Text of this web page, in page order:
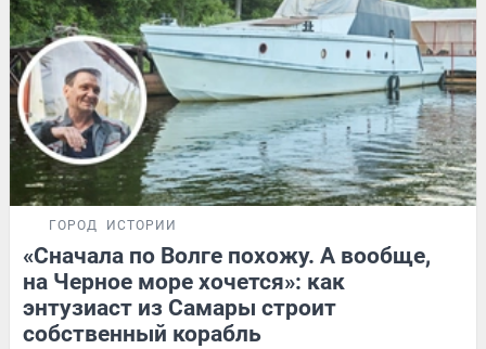
ГОРОД ИСТОРИИ
«Сначала по Волге похожу. А вообще,
на Черное море хочется»: как
энтузиаст из Самары строит
собственный корабль